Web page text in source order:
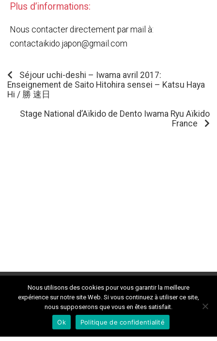
Plus d’informations:
Nous contacter directement par mail à:
contactaikido.japon@gmail.com
Séjour uchi-deshi – Iwama avril 2017:
Enseignement de Saito Hitohira sensei – Katsu Haya
Hi / 勝 速日
Stage National d’Aïkido de Dento Iwama Ryu Aïkido
France
contactdokan@gmail.com
Nous utilisons des cookies pour vous garantir la meilleure
expérience sur notre site Web. Si vous continuez à utiliser ce site,
nous supposerons que vous en êtes satisfait.
Ok Politique de confidentialité